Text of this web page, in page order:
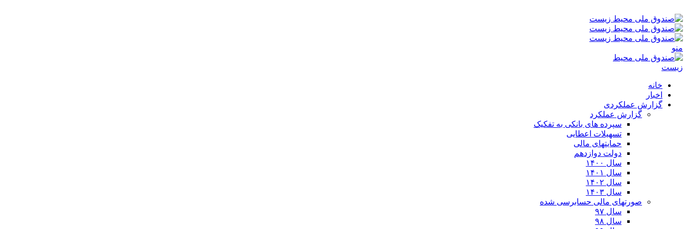
منو
خانه
اخبار
گزارش عملکردی
گزارش عملکرد
سپرده های بانکی به تفکیک
تسهیلات اعطایی
حمایتهای مالی
دولت دوازدهم
سال ۱۴۰۰
سال ۱۴۰۱
سال ۱۴۰۲
سال ۱۴۰۳
صورتهای مالی حسابرسی شده
سال ۹۷
سال ۹۸